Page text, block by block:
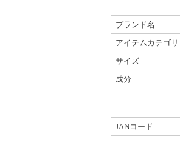
ブランド名
アイテムカテゴリ
サイズ
成分
JANコード